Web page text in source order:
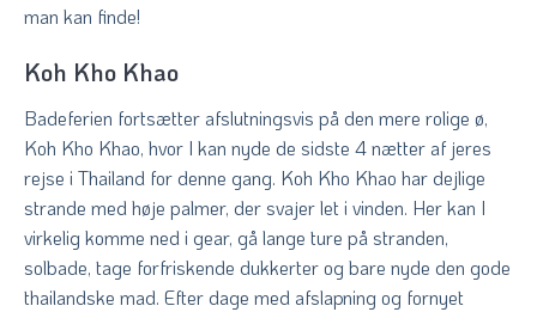
man kan finde!
Koh Kho Khao
Badeferien fortsætter afslutningsvis på den mere rolige ø,
Koh Kho Khao, hvor I kan nyde de sidste 4 nætter af jeres
rejse i Thailand for denne gang. Koh Kho Khao har dejlige
strande med høje palmer, der svajer let i vinden. Her kan I
virkelig komme ned i gear, gå lange ture på stranden,
solbade, tage forfriskende dukkerter og bare nyde den gode
thailandske mad. Efter dage med afslapning og fornyet